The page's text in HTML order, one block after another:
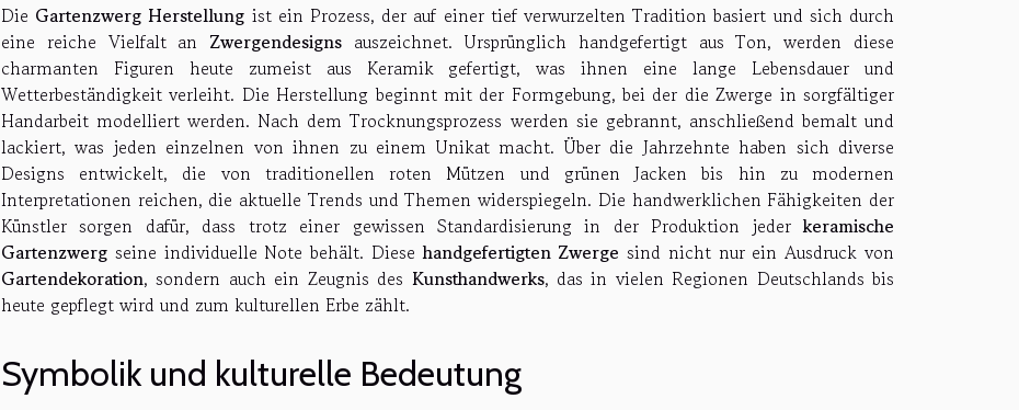
Die Gartenzwerg Herstellung ist ein Prozess, der auf einer tief verwurzelten Tradition basiert und sich durch
eine reiche Vielfalt an Zwergendesigns auszeichnet. Ursprünglich handgefertigt aus Ton, werden diese
charmanten Figuren heute zumeist aus Keramik gefertigt, was ihnen eine lange Lebensdauer und
Wetterbeständigkeit verleiht. Die Herstellung beginnt mit der Formgebung, bei der die Zwerge in sorgfältiger
Handarbeit modelliert werden. Nach dem Trocknungsprozess werden sie gebrannt, anschließend bemalt und
lackiert, was jeden einzelnen von ihnen zu einem Unikat macht. Über die Jahrzehnte haben sich diverse
Designs entwickelt, die von traditionellen roten Mützen und grünen Jacken bis hin zu modernen
Interpretationen reichen, die aktuelle Trends und Themen widerspiegeln. Die handwerklichen Fähigkeiten der
Künstler sorgen dafür, dass trotz einer gewissen Standardisierung in der Produktion jederkeramische
Gartenzwerg seine individuelle Note behält. Diesehandgefertigten Zwerge sind nicht nur ein Ausdruck von
Gartendekoration, sondern auch ein Zeugnis des Kunsthandwerks, das in vielen Regionen Deutschlands bis
heute gepflegt wird und zum kulturellen Erbe zählt.
Symbolik und kulturelle Bedeutung